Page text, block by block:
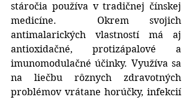
stáročia používa v tradičnej čínskej
medicíne.  Okrem svojich
antimalarických vlastností má aj
antioxidačné, protizápalové a
imunomodulačné účinky. Využíva sa
na liečbu rôznych zdravotných
problémov vrátane horúčky, infekcií